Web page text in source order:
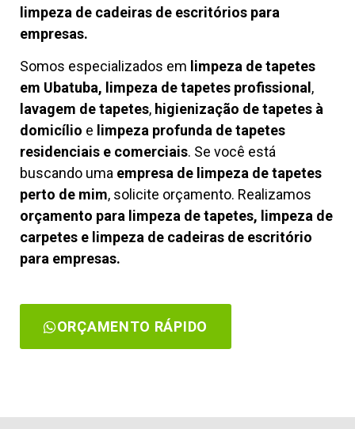
limpeza de cadeiras de escritórios para
empresas.
Somos especializados em limpeza de tapetes
em Ubatuba, limpeza de tapetes profissional ,
lavagem de tapetes, higienização de tapetes à
domicílio e limpeza profunda de tapetes
residenciais e comerciais. Se você está
buscando uma empresa de limpeza de tapetes
perto de mim, solicite orçamento. Realizamos
orçamento para limpeza de tapetes, limpeza de
carpetes e limpeza de cadeiras de escritório
para empresas.
ORÇAMENTO RÁPIDO